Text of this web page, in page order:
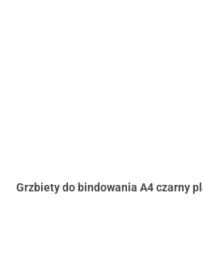
Grzbiety do bindowania A4 czarny